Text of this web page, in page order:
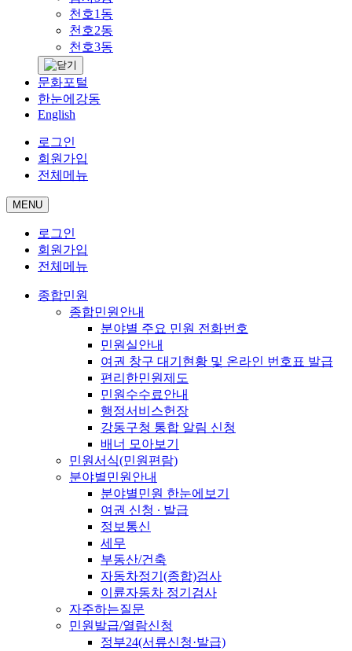
천호1동
천호2동
천호3동
문화포털
한눈에강동
English
로그인
회원가입
전체메뉴
MENU
로그인
회원가입
전체메뉴
종합민원
종합민원안내
분야별 주요 민원 전화번호
민원실안내
여권 창구 대기현황 및 온라인 번호표 발급
편리한민원제도
민원수수료안내
행정서비스헌장
강동구청 통합 알림 신청
배너 모아보기
민원서식(민원편람)
분야별민원안내
분야별민원 한눈에보기
여권 신청 ∙ 발급
정보통신
세무
부동산/건축
자동차정기(종합)검사
이륜자동차 정기검사
자주하는질문
민원발급/열람신청
정부24(서류신청·발급)